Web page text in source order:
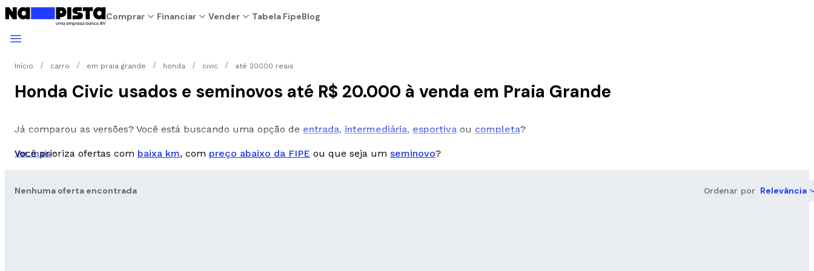
Comprar Financiar Vender Tabela FipeBlog
Início carro em praia grande honda civic até 20000 reais
Honda Civic usados e seminovos até R$ 20.000 à venda em Praia Grande
Já comparou as versões? Você está buscando uma opção de entrada, intermediária, esportiva ou completa?
Você prioriza ofertas com baixa km, com preço abaixo da FIPE ou que seja um seminovo?
Ver mais
Nenhuma oferta encontrada Ordenar por Relevância